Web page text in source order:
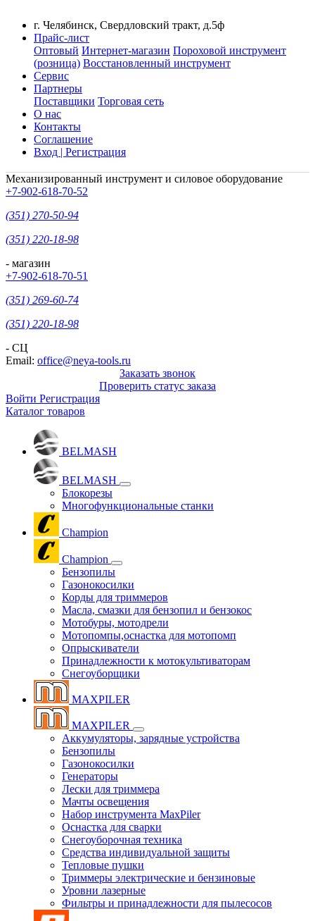
г. Челябинск, Свердловский тракт, д.5ф
Прайс-лист
Оптовый Интернет-магазин Пороховой инструмент
(розница) Восстановленный инструмент
Сервис
Партнеры
Поставщики Торговая сеть
О нас
Контакты
Соглашение
Вход | Регистрация
Механизированный инструмент и силовое оборудование
+7-902-618-70-52
(351) 270-50-94
(351) 220-18-98
- магазин
+7-902-618-70-51
(351) 269-60-74
(351) 220-18-98
- СЦ
Email: office@neya-tools.ru
Заказать звонок
Проверить статус заказа
Войти Регистрация
Каталог товаров
BELMASH
BELMASH
Блокорезы
Многофункциональные станки
Champion
Champion
Бензопилы
Газонокосилки
Корды для триммеров
Масла, смазки для бензопил и бензокос
Мотобуры, мотодрели
Мотопомпы,оснастка для мотопомп
Опрыскиватели
Принадлежности к мотокультиваторам
Снегоуборщики
MAXPILER
MAXPILER
Аккумуляторы, зарядные устройства
Бензопилы
Газонокосилки
Генераторы
Лески для триммера
Мачты освещения
Набор инструмента MaxPiler
Оснастка для сварки
Снегоуборочная техника
Средства индивидуальной защиты
Тепловые пушки
Триммеры электрические и бензиновые
Уровни лазерные
Фильтры и принадлежности для пылесосов